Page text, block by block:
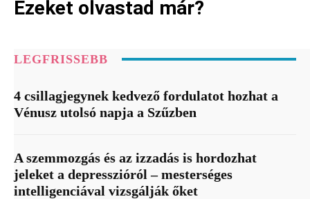
Ezeket olvastad már?
LEGFRISSEBB
4 csillagjegynek kedvező fordulatot hozhat a
Vénusz utolsó napja a Szűzben
A szemmozgás és az izzadás is hordozhat
jeleket a depresszióról – mesterséges
intelligenciával vizsgálják őket